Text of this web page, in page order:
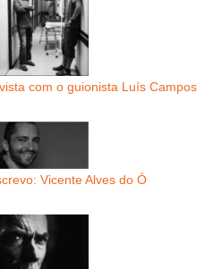
com o guionista Luís Campos
Vicente Alves do Ó